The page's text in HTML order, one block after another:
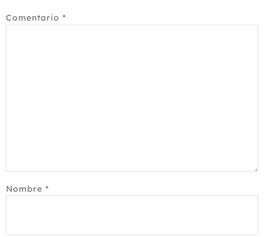
Comentario *
Nombre *